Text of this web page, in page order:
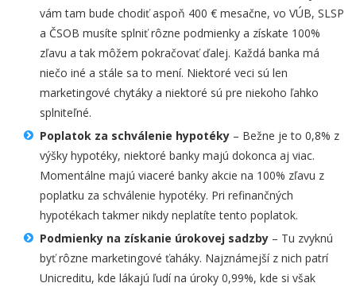
vám tam bude chodiť aspoň 400 € mesačne, vo VÚB, SLSP
a ČSOB musíte splniť rôzne podmienky a získate 100%
zľavu a tak môžem pokračovať ďalej. Každá banka má
niečo iné a stále sa to mení. Niektoré veci sú len
marketingové chytáky a niektoré sú pre niekoho ľahko
splniteľné.
Poplatok za schválenie hypotéky – Bežne je to 0,8% z
výšky hypotéky, niektoré banky majú dokonca aj viac.
Momentálne majú viaceré banky akcie na 100% zľavu z
poplatku za schválenie hypotéky. Pri refinančných
hypotékach takmer nikdy neplatíte tento poplatok.
Podmienky na získanie úrokovej sadzby – Tu zvyknú
byť rôzne marketingové ťaháky. Najznámejší z nich patrí
Unicreditu, kde lákajú ľudí na úroky 0,99%, kde si však